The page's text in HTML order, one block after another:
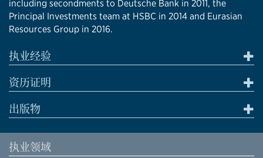
including secondments to Deutsche Bank in 2011, the
Principal Investments team at HSBC in 2014 and Eurasian
Resources Group in 2016.
执业经验
资历证明
出版物
执业领域